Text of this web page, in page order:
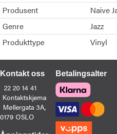
Produsent
Naive
Genre
Jazz
Produkttype
Vinyl
Kontakt oss
22 20 14 41
Kontaktskjema
Møllergata 3A,
0179 OSLO